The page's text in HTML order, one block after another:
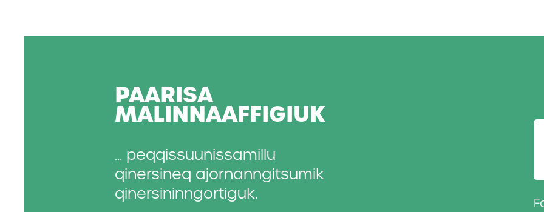
PAARISA
MALINNAAF­FIGIUK
... peqqissuunissamillu
qinersineq ajornanngitsu­mik
qinersininngortiguk.